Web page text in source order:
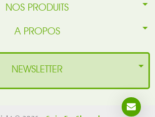
NOS PRODUITS
A PROPOS
NEWSLETTER